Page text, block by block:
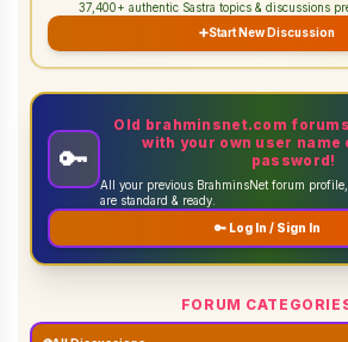
37,400+ authentic Sastra topics & discussions
➕Start New Discussion
🔑
Old brahminsnet.com
with your own user name
password!
All your previous BrahminsNet forum
are standard & ready.
🔑 Log In / Sign In
FORUM